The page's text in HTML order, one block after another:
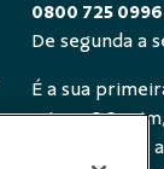
0800 725 0996
De segunda a
É a sua
o tema? Se
primeiro com